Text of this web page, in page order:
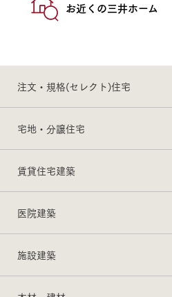
お近くの三井ホーム
注文・規格(セレクト)住宅
宅地・分譲住宅
賃貸住宅建築
医院建築
施設建築